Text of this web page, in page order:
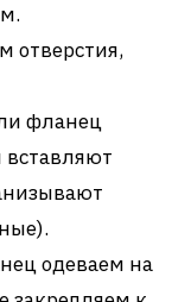
отверстия,
фланец
вставляют
одеваем на